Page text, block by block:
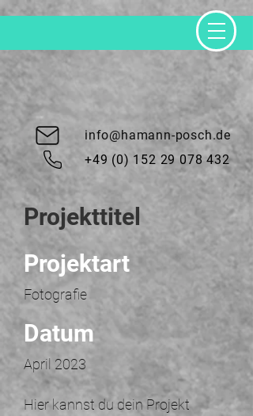
+49 (0) 152 29 078 432
info@hamann-posch.de
Projekttitel
Projektart
Fotografie
Datum
April 2023
Hier kannst du dein Projekt